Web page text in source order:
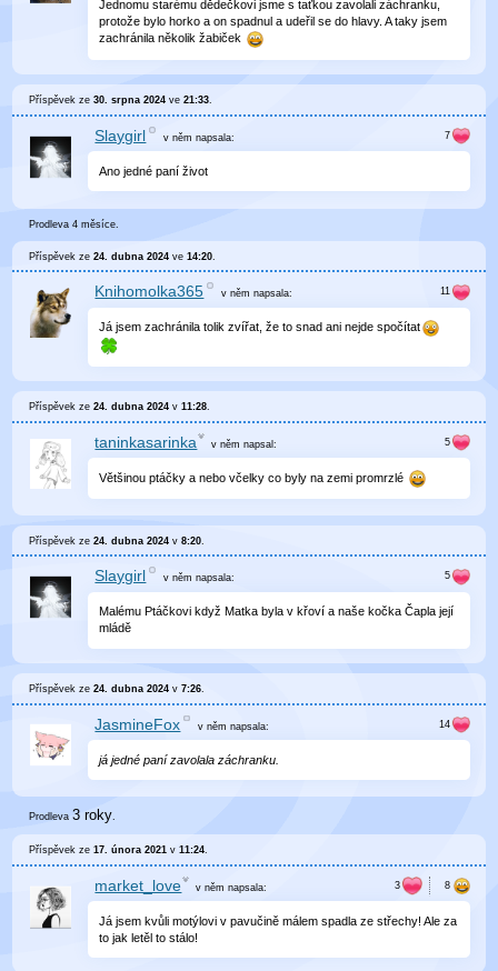
Jednomu starému dědečkovi jsme s taťkou zavolali záchranku,
protože bylo horko a on spadnul a udeřil se do hlavy. A taky jsem
zachránila několik žabiček
Příspěvek ze30. srpna 2024 ve21:33.
Slaygirl v němnapsala:
Ano jedné paní život
Prodleva 4 měsíce.
Příspěvek ze24. dubna 2024 ve14:20
Knihomolka365 v němnapsala:
Já jsem zachránila tolik zvířat, že to snad ani nejde spočítat
Příspěvek ze24. dubna 2024 v11:28.
taninkasarinka v něm napsal:
Většinou ptáčky a nebo včelky co byly na zemi promrzlé
Příspěvek ze24. dubna 2024 v8:20
Slaygirl v němnapsala:
Malému Ptáčkovi když Matka byla v křoví a naše kočka Čapla její
mládě
Příspěvek ze24. dubna 2024 v7:26.
JasmineFox v němnapsala:
já jedné paní zavolala záchranku.
Prodleva3 roky.
Příspěvek ze17. února 2021 v11:24.
market_love v něm napsala:
Já jsem kvůli motýlovi v pavučině málem spadla ze střechy! Ale za
to jak letěl to stálo!